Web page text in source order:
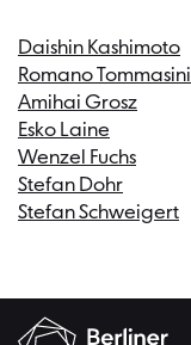
Daishin Kashimoto
Romano Tommasini
Amihai Grosz
Esko Laine
Wenzel Fuchs
Stefan Dohr
Stefan Schweigert